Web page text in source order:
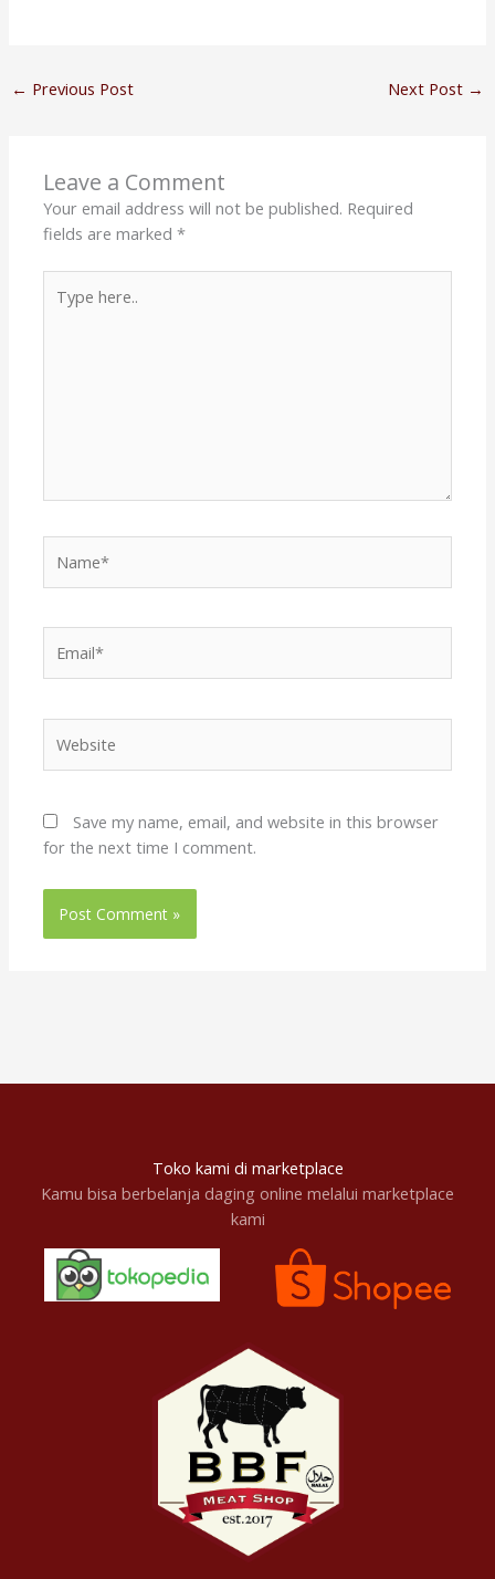
← Previous Post Next Post →
Leave a Comment
Your email address will not be published. Required
fields are marked*
here..
Save my name, email, and website in this browser
for the next time I comment.
Toko kami di marketplace
Kamu bisa berbelanja daging online melalui marketplace
kami